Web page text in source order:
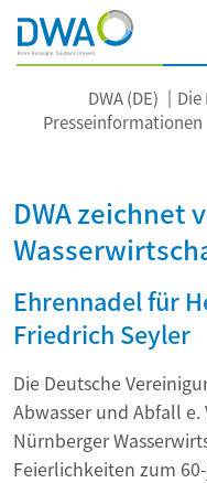
DWA (DE) Die
Presseinformationen
DWA zeichnet
Ehrennadel für
Friedrich Seyler
Die Deutsche
Abwasser und Abfall e.
Nürnberger
Feierlichkeiten zum